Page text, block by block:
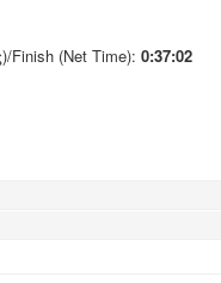
(Net Time): 0:37:02